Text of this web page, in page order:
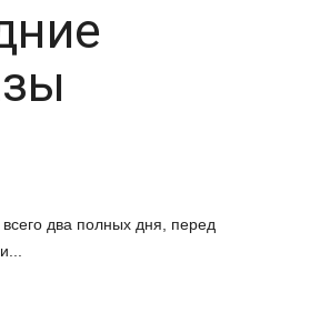
два полных дня, перед